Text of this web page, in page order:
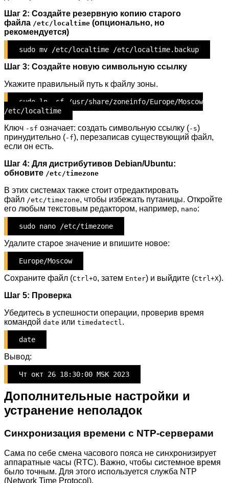
Шаг 2: Создайте резервную копию старого
файла /etc/localtime (опционально, но
рекомендуется)
sudo mv /etc/localtime /etc/localtime.backup
Шаг 3: Создайте новую символьную ссылку
Укажите правильный путь к файлу зоны.
sudo ln -sf /usr/share/zoneinfo/Europe/Moscow
/etc/localtime
Ключ -sf означает: создать символьную ссылку (-s)
принудительно (-f), перезаписав существующий файл,
если он есть.
Шаг 4: Для дистрибутивов Debian/Ubuntu:
обновите /etc/timezone
В этих системах также стоит отредактировать
файл /etc/timezone, чтобы избежать путаницы. Откройте
его любым текстовым редактором, например, nano:
sudo nano /etc/timezone
Удалите старое значение и впишите новое:
Europe/Moscow
Сохраните файл (Ctrl+O, затем Enter) и выйдите (Ctrl+X).
Шаг 5: Проверка
Убедитесь в успешности операции, проверив время
командой date или timedatectl.
date
Вывод:
Чт окт 26 18:30:00 MSK 2023
Дополнительные настройки и
устранение неполадок
Синхронизация времени с NTP-серверами
Сама по себе смена часового пояса не синхронизирует
аппаратные часы (RTC). Важно, чтобы системное время
было точным. Для этого используется служба NTP
(Network Time Protocol).